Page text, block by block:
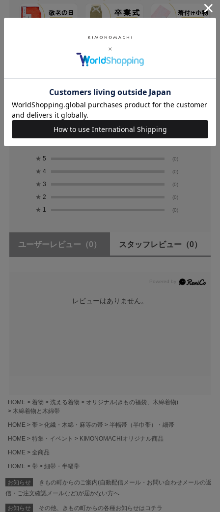
レビュー
0.0
レビュー件数：0件
★ 5 (0)
★ 4 (0)
★ 3 (0)
★ 2 (0)
★ 1 (0)
ユーザーレビュー （0） スタッフレビュー （0）
レビューはありません。
HOME 着物 洗える着物
オリジナル(きもの福袋、木綿着物)
木綿着物と木綿帯
HOME
帯 化繊・木綿・麻等の帯
半幅帯（半巾帯）・細帯
HOME
特集・イベント
KIMONOMACHIオリジナル商品
HOME
全商品
HOME
帯 細帯・半幅帯
お知らせ
きもの町からのご案内(自動配信メール・お問い合わせメールの返
信・ご注文確認メールなど)が届かない方へ
お知らせ その他、きもの町からの各種お知らせはコチラ